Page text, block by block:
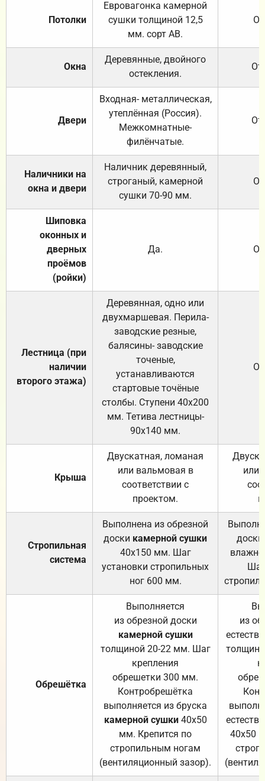
Потолки
Евровагонка камерной
сушки толщиной 12,5
мм. сорт АВ.
Окна
Деревянные, двойного
остекления.
Двери
Входная- металлическая,
утеплённая (Россия).
Межкомнатные-
филёнчатые.
Наличники на
окна и двери
Наличник деревянный,
строганый, камерной
сушки 70-90 мм.
Шиповка
оконных и
дверных
проёмов
(ройки)
Да.
Лестница (при
наличии
второго этажа)
Деревянная, одно или
двухмаршевая. Перила-
заводские резные,
балясины- заводские
точеные,
устанавливаются
стартовые точёные
столбы. Ступени 40х200
мм. Тетива лестницы-
90х140 мм.
Крыша
Двускатная, ломаная
или вальмовая в
соответствии с
проектом.
или
Стропильная
система
Выполнена из обрезной
доски камерной сушки
40х150 мм. Шаг
установки стропильных
ног 600 мм.
доски
Обрешётка
Выполняется
из обрезной доски
камерной сушки
толщиной 20-22 мм. Шаг
крепления
обрешетки 300 мм.
Контробрешётка
выполняется из бруска
камерной сушки40х50
мм. Крепится по
стропильным ногам
(вентиляционный зазор).
из
40х50